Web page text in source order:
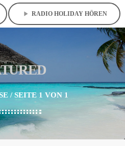
play_arrow RADIO HOLIDAY HÖREN
/ SEITE 1 VON 1